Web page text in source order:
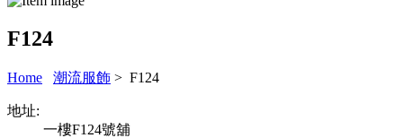
F124
Home 潮流服飾 > F124
地址:
一樓F124號舖